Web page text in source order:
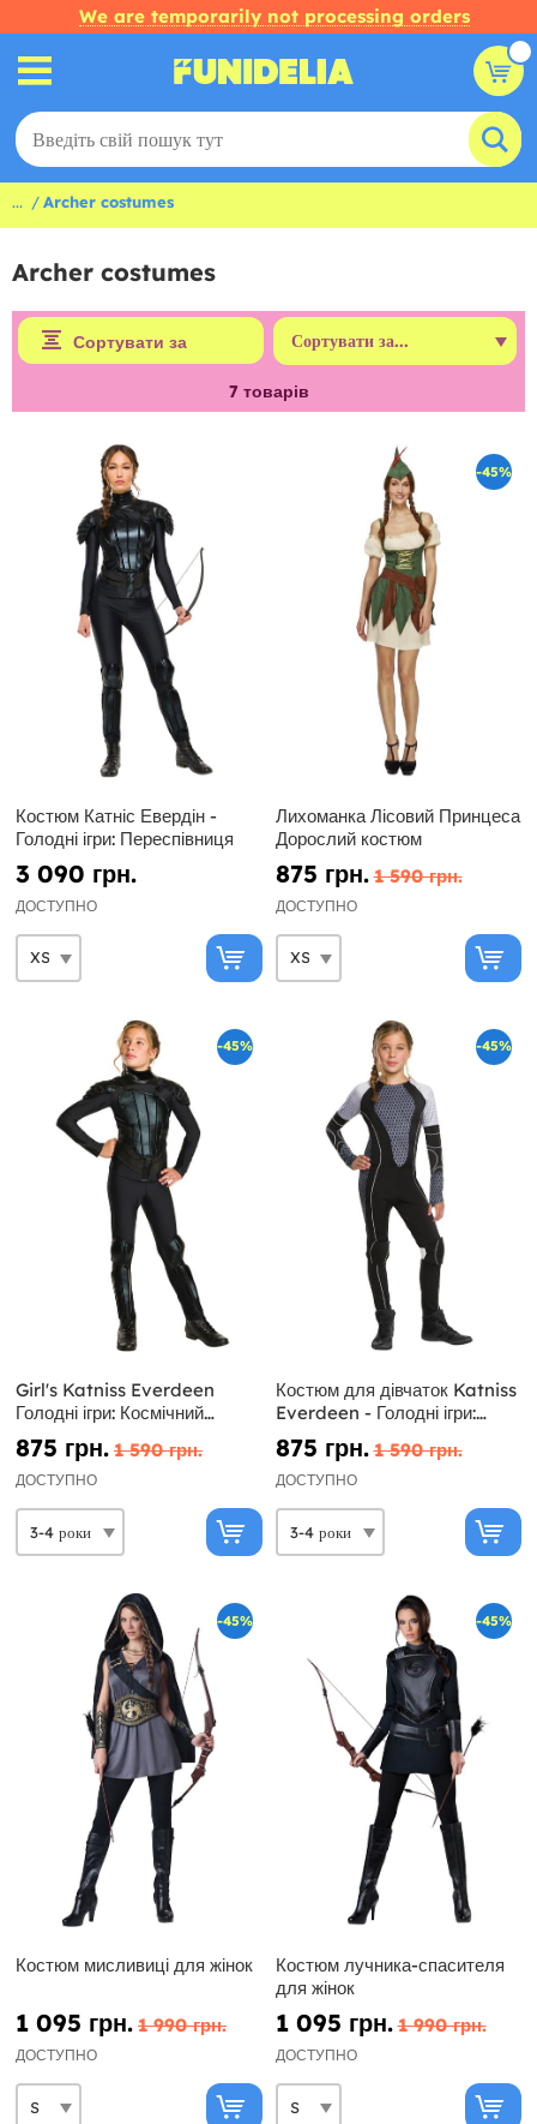
We are temporarily not processing orders
... Archer costumes
Archer costumes
Сортувати за
7 товарів
Костюм Катніс Евердін -
Голодні ігри: Переспівниця
3 090 грн.
ДОСТУПНО
-45%
Лихоманка Лісовий Принцеса
Дорослий костюм
875 грн. 1 590 грн.
ДОСТУПНО
-45%
Girl's Katniss Everdeen
Голодні ігри: Космічний
костюм
875 грн. 1 590 грн.
ДОСТУПНО
-45%
Костюм для дівчаток Katniss
Everdeen - Голодні ігри:
ловити вогонь
875 грн. 1 590 грн.
ДОСТУПНО
-45%
Костюм мисливиці для жінок
1 095 грн. 1 990 грн.
ДОСТУПНО
-45%
Костюм лучника-спасителя
для жінок
1 095 грн. 1 990 грн.
ДОСТУПНО